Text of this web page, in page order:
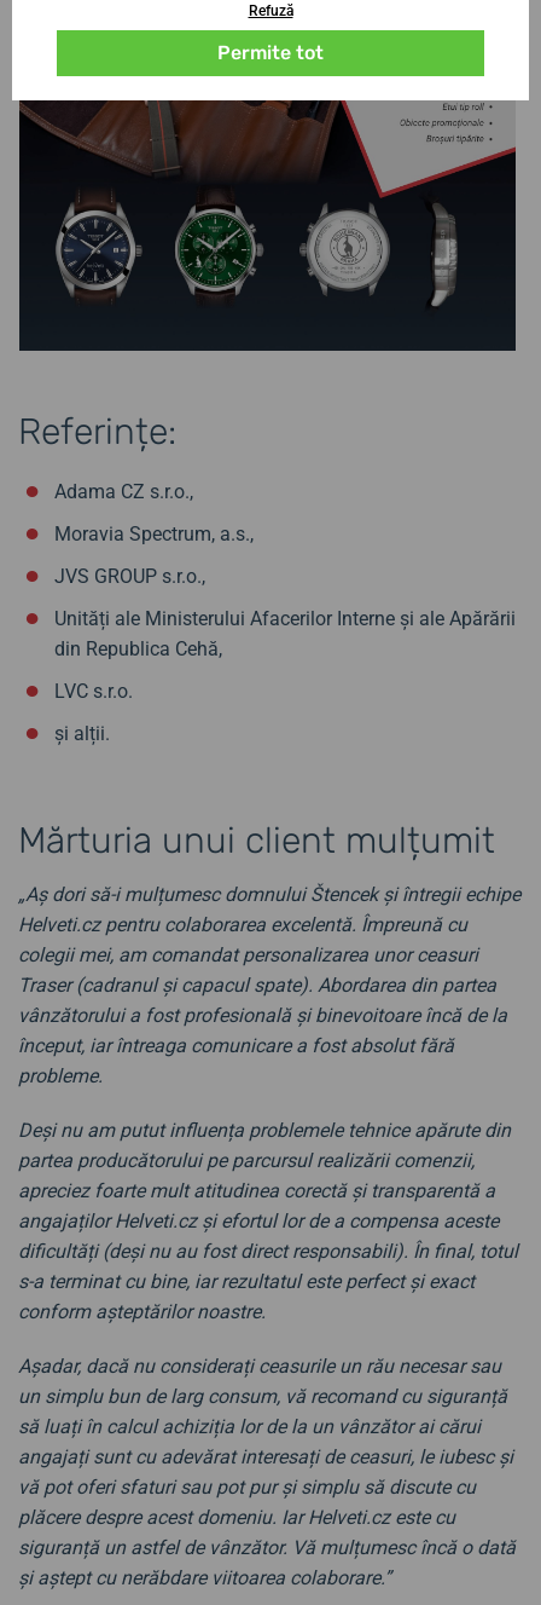
Referințe:
Adama CZ s.r.o.,
Moravia Spectrum, a.s.,
JVS GROUP s.r.o.,
Unități ale Ministerului Afacerilor Interne și ale Apărării
din Republica Cehă,
LVC s.r.o.
și alții.
Mărturia unui client mulțumit
„Aș dori să-i mulțumesc domnului Štencek și întregii echipe
Helveti.cz pentru colaborarea excelentă. Împreună cu
colegii mei, am comandat personalizarea unor ceasuri
Traser (cadranul și capacul spate). Abordarea din partea
vânzătorului a fost profesională și binevoitoare încă de la
început, iar întreaga comunicare a fost absolut fără
probleme.
Deși nu am putut influența problemele tehnice apărute din
partea producătorului pe parcursul realizării comenzii,
apreciez foarte mult atitudinea corectă și transparentă a
angajaților Helveti.cz și efortul lor de a compensa aceste
dificultăți (deși nu au fost direct responsabili). În final, totul
s-a terminat cu bine, iar rezultatul este perfect și exact
conform așteptărilor noastre.
Așadar, dacă nu considerați ceasurile un rău necesar sau
un simplu bun de larg consum, vă recomand cu siguranță
să luați în calcul achiziția lor de la un vânzător ai cărui
angajați sunt cu adevărat interesați de ceasuri, le iubesc și
vă pot oferi sfaturi sau pot pur și simplu să discute cu
plăcere despre acest domeniu. Iar Helveti.cz este cu
siguranță un astfel de vânzător. Vă mulțumesc încă o dată
și aștept cu nerăbdare viitoarea colaborare.”
Refuză
Permite tot